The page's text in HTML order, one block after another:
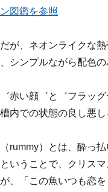
図鑑を参照
が、ネオンライクな
シンプルながら配色の
赤い顔゛と゛フラッ
内での状態の良し悪
rummy）とは、酔っ
いうことで、クリス
、「この魚いつも恋